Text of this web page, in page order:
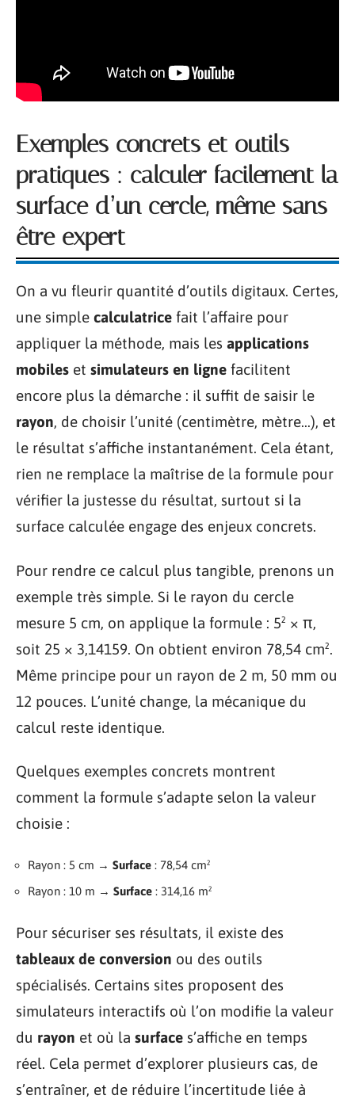
Exemples concrets et outils
pratiques : calculer facilement la
surface d’un cercle, même sans
être expert
On a vu fleurir quantité d’outils digitaux. Certes,
une simple calculatrice fait l’affaire pour
appliquer la méthode, mais les applications
mobiles et simulateurs en ligne facilitent
encore plus la démarche : il suffit de saisir le
rayon, de choisir l’unité (centimètre, mètre…), et
le résultat s’affiche instantanément. Cela étant,
rien ne remplace la maîtrise de la formule pour
vérifier la justesse du résultat, surtout si la
surface calculée engage des enjeux concrets.
Pour rendre ce calcul plus tangible, prenons un
exemple très simple. Si le rayon du cercle
mesure 5 cm, on applique la formule : 5² × π,
soit 25 × 3,14159. On obtient environ 78,54 cm².
Même principe pour un rayon de 2 m, 50 mm ou
12 pouces. L’unité change, la mécanique du
calcul reste identique.
Quelques exemples concrets montrent
comment la formule s’adapte selon la valeur
choisie :
Rayon : 5 cm → Surface : 78,54 cm²
Rayon : 10 m → Surface : 314,16 m²
Pour sécuriser ses résultats, il existe des
tableaux de conversion ou des outils
spécialisés. Certains sites proposent des
simulateurs interactifs où l’on modifie la valeur
du rayon et où la surface s’affiche en temps
réel. Cela permet d’explorer plusieurs cas, de
s’entraîner, et de réduire l’incertitude liée à